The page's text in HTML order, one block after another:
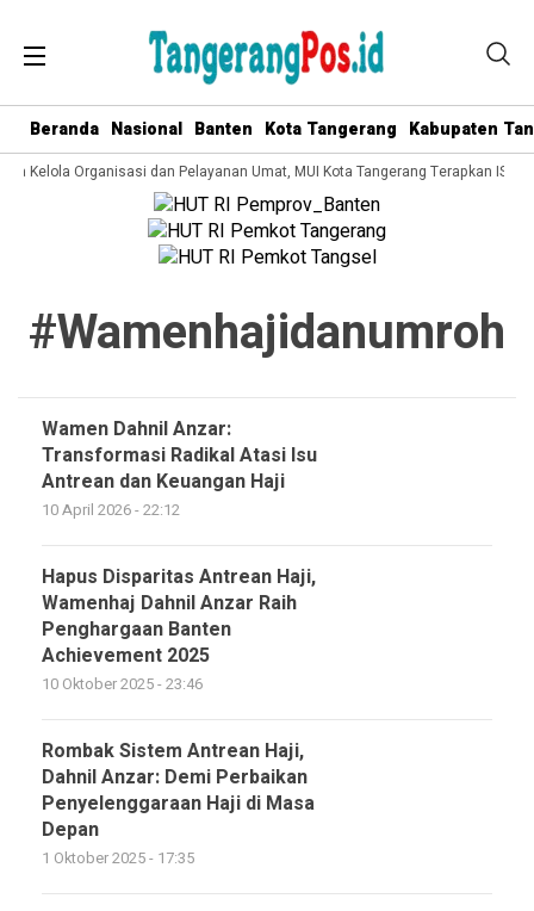
Beranda Nasional Banten Kota Tangerang Kabupaten
Kelola Organisasi dan Pelayanan Umat, MUI Kota Tangerang Terapkan ISO
#wamenhajidanumroh
Wamen Dahnil Anzar:
Transformasi Radikal Atasi Isu
Antrean dan Keuangan Haji
10 April 2026 - 22:12
Hapus Disparitas Antrean Haji,
Wamenhaj Dahnil Anzar Raih
Penghargaan Banten
Achievement 2025
10 Oktober 2025 - 23:46
Rombak Sistem Antrean Haji,
Dahnil Anzar: Demi Perbaikan
Penyelenggaraan Haji di Masa
Depan
1 Oktober 2025 - 17:35